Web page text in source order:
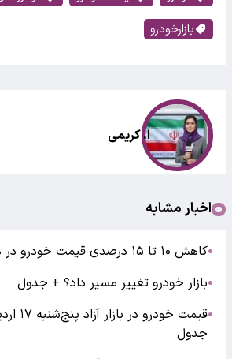
بازارخودرو
ا. کریمی
اخبار مشابه
●کاهش ۱۰ تا ۱۵ درصدی قیمت خودرو در هفته اخیر + جدول
●بازار خودرو تغییر مسیر داد؟ + جدول
●
جدول